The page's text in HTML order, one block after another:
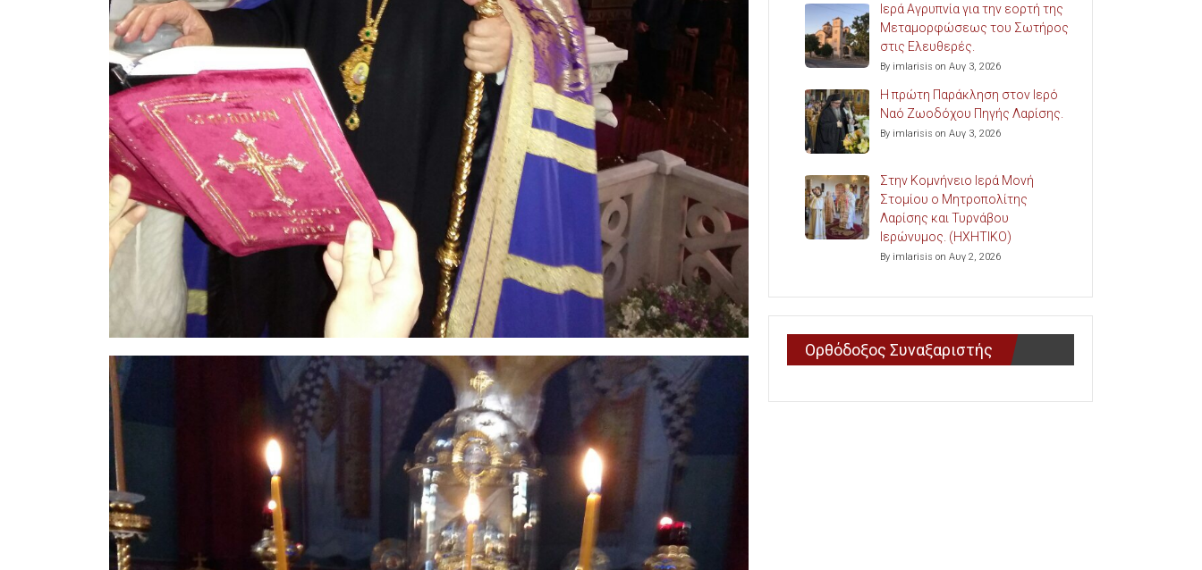
Ιερά Αγρυπνία για την εορτή της
Μεταμορφώσεως του Σωτήρος
στις Ελευθερές.
By imlarisis on Αυγ 3, 2026
Η πρώτη Παράκληση στον Ιερό
Ναό Ζωοδόχου Πηγής Λαρίσης.
By imlarisis on Αυγ 3, 2026
Στην Κομνήνειο Ιερά Μονή
Στομίου ο Μητροπολίτης
Λαρίσης και Τυρνάβου
Ιερώνυμος. (ΗΧΗΤΙΚΟ)
By imlarisis on Αυγ 2, 2026
Ορθόδοξος Συναξαριστής